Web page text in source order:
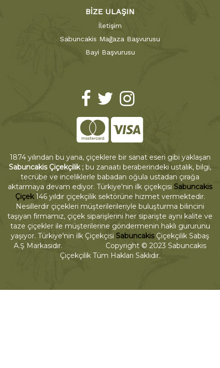
BİZE ULAŞIN
İletişim
Sabuncakis Mağaza Başvurusu
Bayi Başvurusu
1874 yılından bu yana, çiçeklere bir sanat eseri gibi yaklaşan
Sabuncakis Çiçekçilik ; bu zanaatı beraberindeki ustalık, bilgi,
tecrübe ve inceliklerle babadan oğula ustadan çırağa
aktarmaya devam ediyor. Türkiye'nin ilk çiçekçisi Sabuncakis
Çiçek146 yıldır çiçekçilik sektörüne hizmet vermektedir.
Nesillerdir çiçekleri müşterilerileriyle buluşturma bilincini
taşıyan firmamız, çiçek siparişlerini her siparişte aynı kalite ve
taze çiçekler ile müşterilerine göndermenin haklı gururunu
yaşıyor. Türkiye'nin ilk Çiçekçisi SabuncakisÇiçekçilik Sabaş
A.Ş Markasıdır. Copyright © 2023 Sabuncakis
Çiçekçilik Tüm Hakları Saklıdır.